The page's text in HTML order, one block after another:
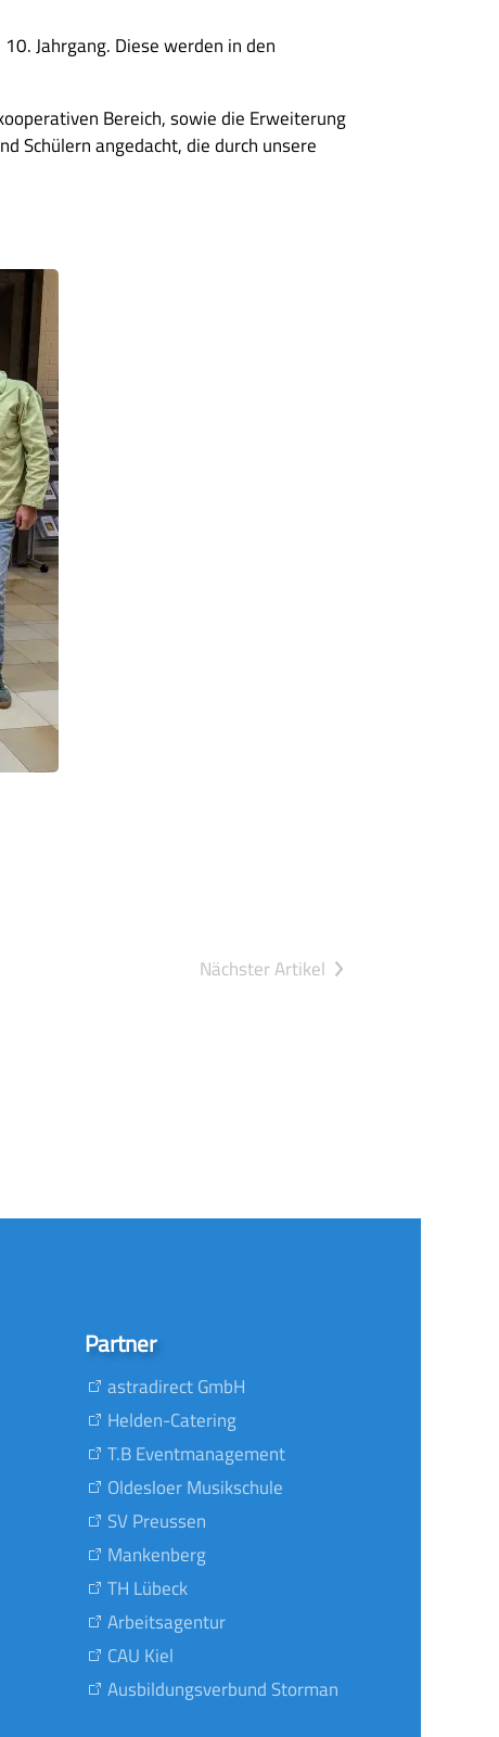
Jahrgang. Diese werden in den
Bereich, sowie die Erweiterung
Schülern angedacht, die durch unsere
Nächster Artikel
Partner
astradirect GmbH
Helden-Catering
T.B Eventmanagement
Oldesloer Musikschule
SV Preussen
Mankenberg
TH Lübeck
Arbeitsagentur
CAU Kiel
Ausbildungsverbund Storman